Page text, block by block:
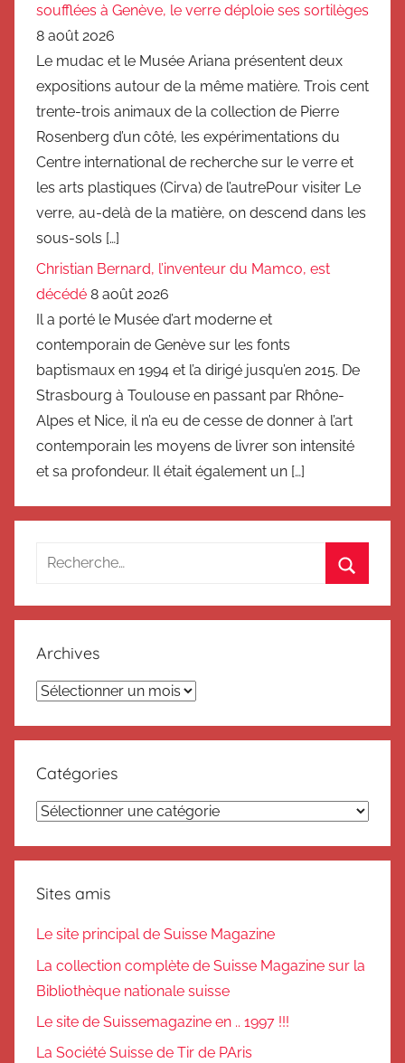
soufflées à Genève, le verre déploie ses sortilèges
8 août 2026
Le mudac et le Musée Ariana présentent deux
expositions autour de la même matière. Trois cent
trente-trois animaux de la collection de Pierre
Rosenberg d’un côté, les expérimentations du
Centre international de recherche sur le verre et
les arts plastiques (Cirva) de l’autrePour visiter Le
verre, au-delà de la matière, on descend dans les
sous-sols […]
Christian Bernard, l’inventeur du Mamco, est
décédé 8 août 2026
Il a porté le Musée d’art moderne et
contemporain de Genève sur les fonts
baptismaux en 1994 et l’a dirigé jusqu’en 2015. De
Strasbourg à Toulouse en passant par Rhône-
Alpes et Nice, il n’a eu de cesse de donner à l’art
contemporain les moyens de livrer son intensité
et sa profondeur. Il était également un […]
Recherche
:
Archives
Archives
Catégories
Catégories
Sites amis
Le site principal de Suisse Magazine
La collection complète de Suisse Magazine sur la
Bibliothèque nationale suisse
Le site de Suissemagazine en .. 1997 !!!
La Société Suisse de Tir de PAris